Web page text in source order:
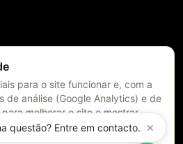
questão? Entre em contacto. ✕
para o site funcionar e, com a
de análise (Google Analytics) e de
melhorar o site e mostrar
mudar a escolha quando quiser.